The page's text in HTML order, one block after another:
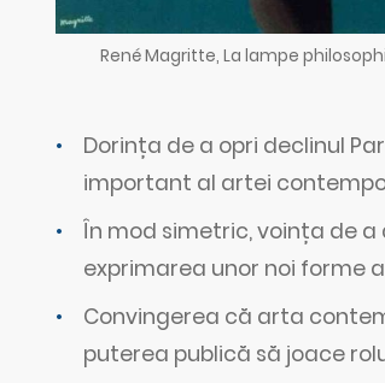
René Magritte, La lampe
Dorința de a opri declinul
important al artei
În mod simetric, voința de
exprimarea unor noi forme
Convingerea că arta
puterea publică să joace